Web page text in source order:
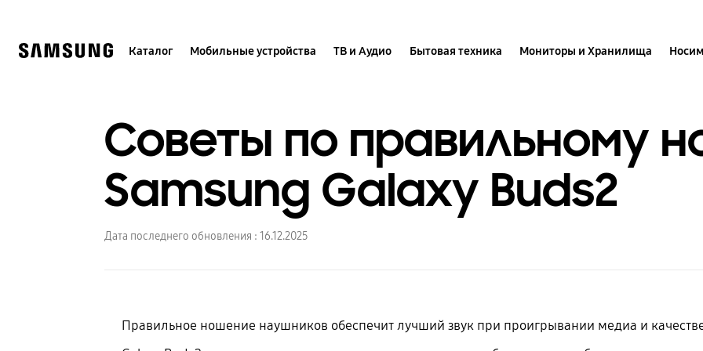
Каталог Мобильные устройства ТВ и Аудио Бытовая техника Мониторы и Хранилища
Советы по правильному
Samsung Galaxy Buds2
Дата последнего обновления : 16.12.2025
Правильное ношение наушников обеспечит лучший звук при проигрывании медиа и